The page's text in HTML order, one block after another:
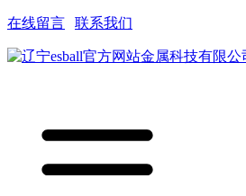
在线留言 联系我们